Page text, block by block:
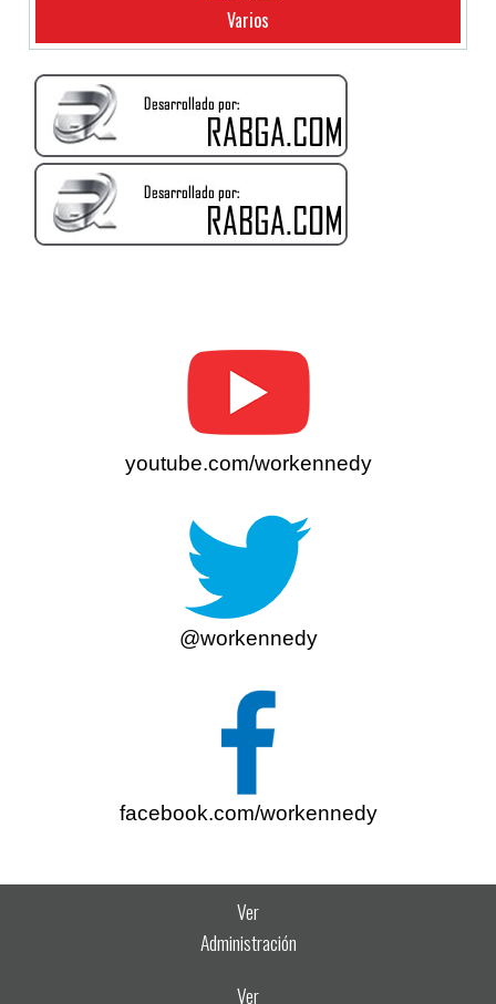
Varios
youtube.com/workennedy
@workennedy
facebook.com/workennedy
Ver
Administración
Ver